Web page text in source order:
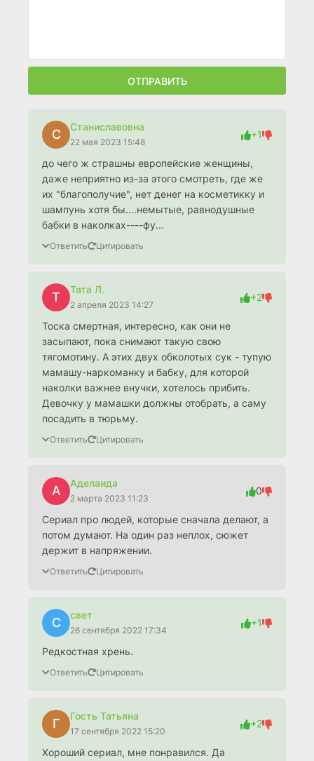
ОТПРАВИТЬ
С
Станиславовна
22 мая 2023 15:48
+1
до чего ж страшны европейские женщины,
даже неприятно из-за этого смотреть, где же
их "благополучие", нет денег на косметикку и
шампунь хотя бы....немытые, равнодушные
бабки в наколках----фу...
Ответить Цитировать
Т
Тата Л.
2 апреля 2023 14:27
+2
Тоска смертная, интересно, как они не
засыпают, пока снимают такую свою
тягомотину. А этих двух обколотых сук - тупую
мамашу-наркоманку и бабку, для которой
наколки важнее внучки, хотелось прибить.
Девочку у мамашки должны отобрать, а саму
посадить в тюрьму.
Ответить Цитировать
А
Аделаида
2 марта 2023 11:23
0
Сериал про людей, которые сначала делают, а
потом думают. На один раз неплох, сюжет
держит в напряжении.
Ответить Цитировать
С
свет
26 сентября 2022 17:34
+1
Редкостная хрень.
Ответить Цитировать
Г
Гость Татьяна
17 сентября 2022 15:20
+2
Хороший сериал, мне понравился. Да